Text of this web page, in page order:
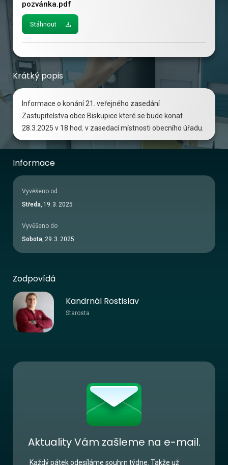
pozvánka.pdf
Stáhnout
Krátký popis
Informace o konání 21. veřejného zasedání
Zastupitelstva obce Biskupice které se bude konat
28.3.2025 v 18 hod. v zasedací místnosti obecního úřadu.
Informace
Vyvěšeno od
Středa, 19. 3. 2025
Vyvěšeno do
Sobota, 29. 3. 2025
Zodpovídá
Kandrnál Rostislav
Starosta
Aktuality Vám zašleme na e-mail.
Každý pátek odesíláme souhrn týdne. Takže už